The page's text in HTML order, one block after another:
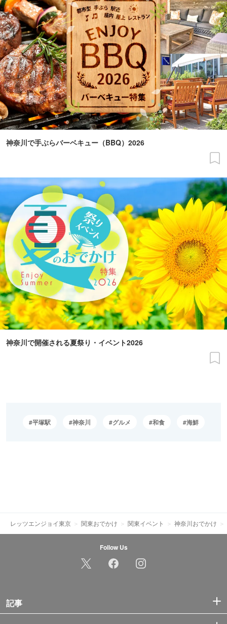
神奈川で手ぶらバーベキュー（BBQ）2026
神奈川で開催される夏祭り・イベント2026
平塚駅 神奈川 グルメ 和食 海鮮
レッツエンジョイ東京 関東おでかけ 関東イベント 神奈川おでかけ
Follow Us
記事